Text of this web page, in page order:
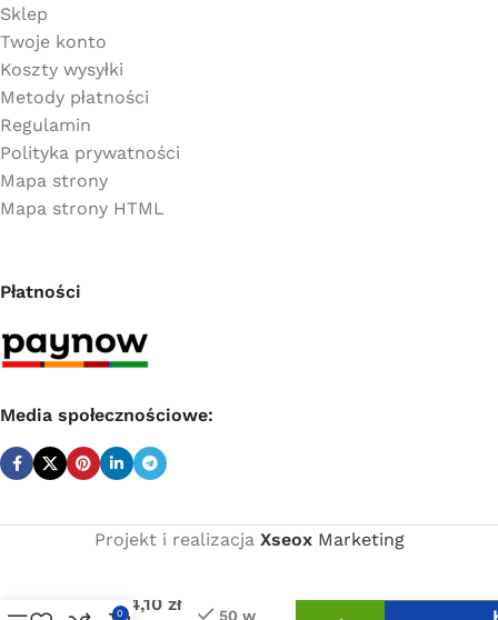
Sklep
Twoje konto
Koszty wysyłki
Metody płatności
Regulamin
Polityka prywatności
Mapa strony
Mapa strony HTML
Płatności
Media społecznościowe:
Projekt i realizacja XseoxMarketing
Tuleja
prosty
4,10 zł
50 w
0